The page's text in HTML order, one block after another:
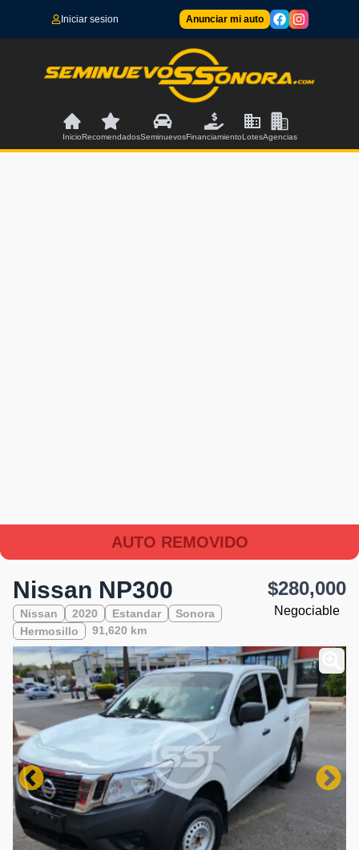
Iniciar sesion Anunciar mi auto
InicioRecomendadosSeminuevosFinanciamientoLotesAgencias
AUTO REMOVIDO
Nissan NP300
Nissan 2020 Estandar
Sonora
Hermosillo
91,620 km
$280,000
Negociable